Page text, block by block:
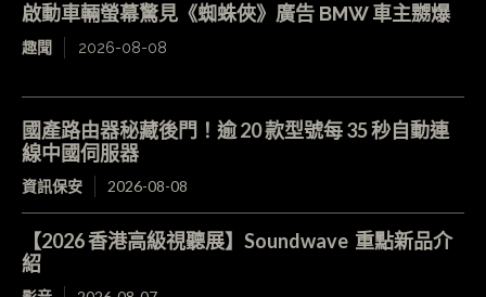
啟動車輛螢幕驚見《蜘蛛俠》廣告 BMW 車主嬲爆
趣聞 2026-08-08
國產路由器秘藏後門！逾 20 款型號每 35 秒自動連
線中國伺服器
資訊保安 2026-08-08
【2026 香港高級視聽展】Soundwave 重點新品介
紹